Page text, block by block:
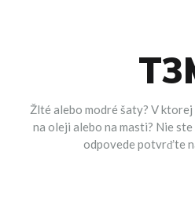
Žlté alebo modré šaty? V
na oleji alebo na masti? Nie
odpovede potvrďte